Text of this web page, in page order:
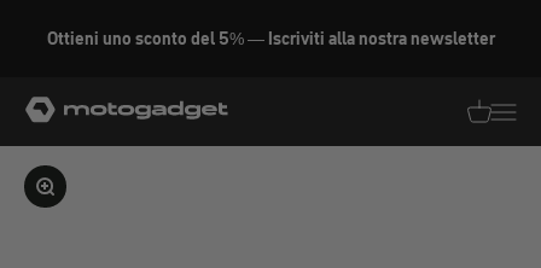
Ottieni uno sconto del 5% — Iscriviti alla nostra newsletter
motogadget GmbH
Ingrandire l'immagine